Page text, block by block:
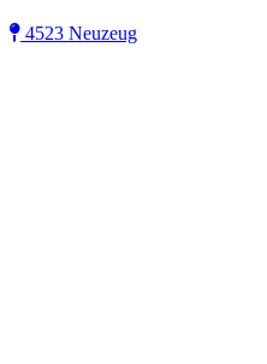
4523 Neuzeug